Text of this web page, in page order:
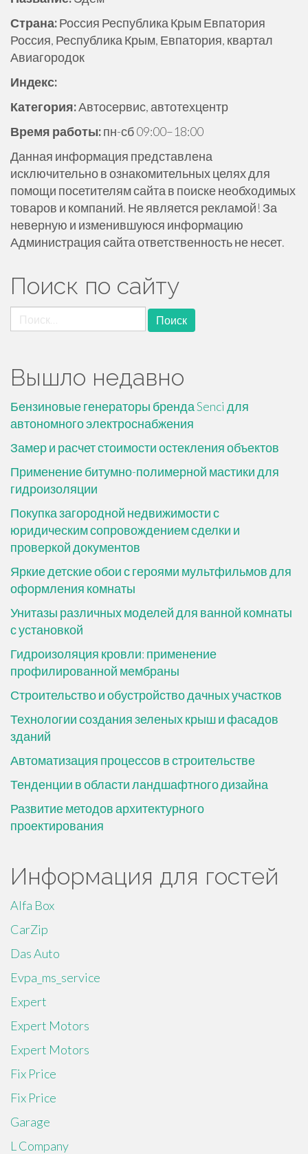
Страна:Россия Республика Крым Евпатория
Россия, Республика Крым, Евпатория, квартал
Авиагородок
Индекс:
Категория:Автосервис, автотехцентр
Время работы:пн-сб 09:00–18:00
Данная информация представлена
исключительно в ознакомительных целях для
помощи посетителям сайта в поиске необходимых
товаров и компаний. Не является рекламой! За
неверную и изменившуюся информацию
Администрация сайта ответственность не несет.
Поиск по сайту
Найти:
Вышло недавно
Бензиновые генераторы бренда Senci для
автономного электроснабжения
Замер и расчет стоимости остекления объектов
Применение битумно-полимерной мастики для
гидроизоляции
Покупка загородной недвижимости с
юридическим сопровождением сделки и
проверкой документов
Яркие детские обои с героями мультфильмов для
оформления комнаты
Унитазы различных моделей для ванной комнаты
с установкой
Гидроизоляция кровли: применение
профилированной мембраны
Строительство и обустройство дачных участков
Технологии создания зеленых крыш и фасадов
зданий
Автоматизация процессов в строительстве
Тенденции в области ландшафтного дизайна
Развитие методов архитектурного
проектирования
Информация для гостей
Alfa Box
CarZip
Das Auto
Evpa_ms_service
Expert
Expert Motors
Expert Motors
Fix Price
Fix Price
Garage
L Company